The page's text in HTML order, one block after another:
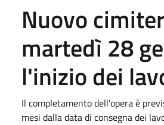
Nuovo
martedì 28
l'inizio dei
Il completamento dell'opera è
mesi dalla data di consegna dei